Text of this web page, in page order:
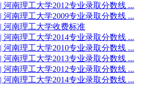
| 河南理工大学2012专业录取分数线 ...
| 河南理工大学2009专业录取分数线 ...
| 河南理工大学收费标准
| 河南理工大学2014专业录取分数线 ...
| 河南理工大学2010专业录取分数线 ...
| 河南理工大学2013专业录取分数线 ...
| 河南理工大学2012专业录取分数线 ...
| 河南理工大学2014专业录取分数线 ...